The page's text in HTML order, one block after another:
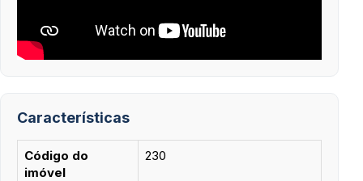
Características
Código do
imóvel
230